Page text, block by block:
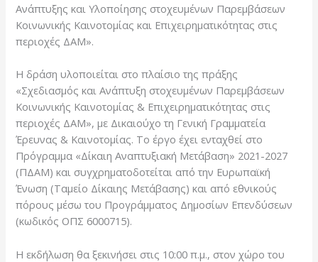
Ανάπτυξης και Υλοποίησης στοχευμένων Παρεμβάσεων
Κοινωνικής Καινοτομίας και Επιχειρηματικότητας στις
περιοχές ΔΑΜ».
Η δράση υλοποιείται στο πλαίσιο της πράξης
«Σχεδιασμός και Ανάπτυξη στοχευμένων Παρεμβάσεων
Κοινωνικής Καινοτομίας & Επιχειρηματικότητας στις
περιοχές ΔΑΜ», με Δικαιούχο τη Γενική Γραμματεία
Έρευνας & Καινοτομίας. Το έργο έχει ενταχθεί στο
Πρόγραμμα «Δίκαιη Αναπτυξιακή Μετάβαση» 2021-2027
(ΠΔΑΜ) και συγχρηματοδοτείται από την Ευρωπαϊκή
Ένωση (Ταμείο Δίκαιης Μετάβασης) και από εθνικούς
πόρους μέσω του Προγράμματος Δημοσίων Επενδύσεων
(κωδικός ΟΠΣ 6000715).
Η εκδήλωση θα ξεκινήσει στις 10:00 π.μ., στον χώρο του